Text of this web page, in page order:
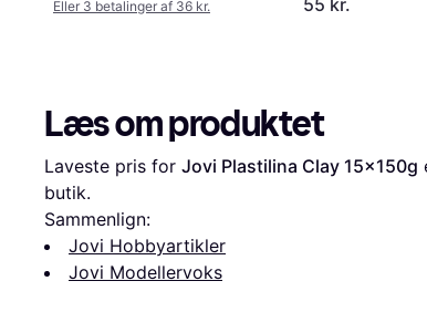
Eller 3 betalinger af 36 kr.
Læs om produktet
Laveste pris for Jovi Plastilina Clay 15x150g
butik.
Sammenlign:
Jovi Hobbyartikler
Jovi Modellervoks